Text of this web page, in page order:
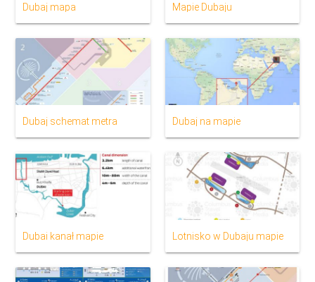
Dubaj mapa Mapie Dubaju
Dubaj schemat metra Dubaj na mapie
Dubai kanał mapie Lotnisko w Dubaju mapie